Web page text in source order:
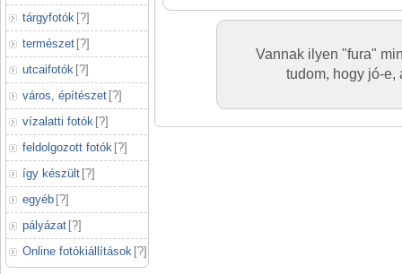
tárgyfotók [?]
természet [?]
utcaifotók [?]
város, építészet [?]
vízalatti fotók [?]
feldolgozott fotók [?]
így készült [?]
egyéb [?]
pályázat [?]
Online fotókiállítások [?]
Vannak ilyen "fura"
tudom, hogy jó-e,